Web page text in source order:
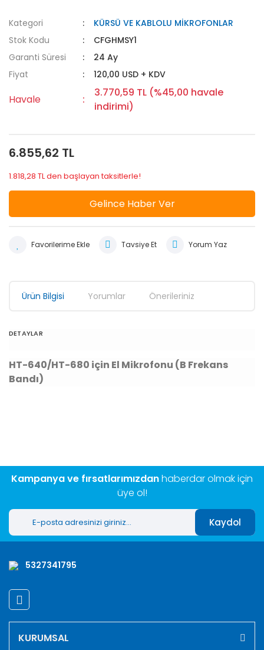
Kategori
KÜRSÜ VE KABLOLU MİKROFONLAR
Stok Kodu
CFGHMSY1
Garanti Süresi
24 Ay
Fiyat
120,00 USD + KDV
Havale
3.770,59 TL (%45,00 havale
indirimi)
6.855,62 TL
1.818,28 TL den başlayan taksitlerle!
Gelince Haber Ver
Tavsiye Et Yorum Yaz
Ürün Bilgisi Yorumlar Önerileriniz
DETAYLAR
HT-640/HT-680 için El Mikrofonu (B Frekans
Bandı)
Ürün bilgilerinde hatalar bulunuyor.
Bu ürüne benzer farklı alternatifler olmalı.
Kampanya ve fırsatlarımızdanhaberdar olmak için
üye ol!
Kaydol
5327341795
KURUMSAL